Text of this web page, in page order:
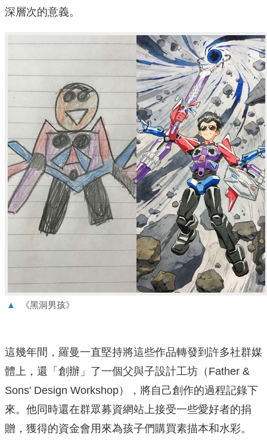
深層次的意義。
▲ 《黑洞男孩》
這幾年間，羅曼一直堅持將這些作品轉發到許多社群媒
體上，還「創辦」了一個父與子設計工坊（Father &
Sons' Design Workshop），將自己創作的過程記錄下
來。他同時還在群眾募資網站上接受一些愛好者的捐
贈，獲得的資金會用來為孩子們購買素描本和水彩。